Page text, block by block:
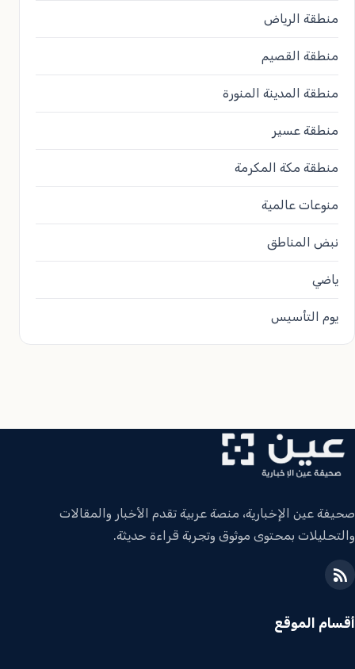
منطقة الرياض
منطقة القصيم
منطقة المدينة المنورة
منطقة عسير
منطقة مكة المكرمة
منوعات عالمية
نبض المناطق
ياضي
يوم التأسيس
صحيفة عين الإخبارية، منصة عربية تقدم الأخبار والمقالات
والتحليلات بمحتوى موثوق وتجربة قراءة حديثة.
أقسام الموقع